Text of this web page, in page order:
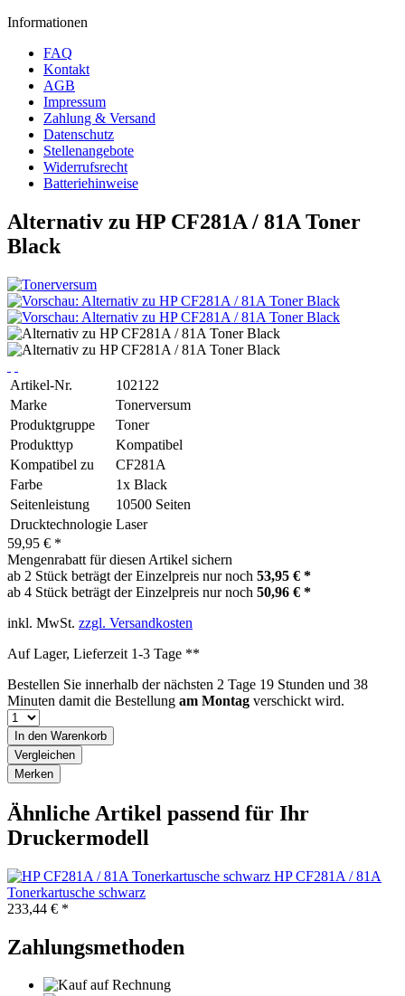
Informationen
FAQ
Kontakt
AGB
Impressum
Zahlung & Versand
Datenschutz
Stellenangebote
Widerrufsrecht
Batteriehinweise
Alternativ zu HP CF281A / 81A Toner
Black
Artikel-Nr.
102122
Marke
Tonerversum
Produktgruppe
Toner
Produkttyp
Kompatibel
Kompatibel zu
CF281A
Farbe
1x Black
Seitenleistung
10500 Seiten
Drucktechnologie Laser
59,95 € *
Mengenrabatt für diesen Artikel sichern
ab 2 Stück beträgt der Einzelpreis nur noch 53,95 € *
ab 4 Stück beträgt der Einzelpreis nur noch 50,96 € *
inkl. MwSt. zzgl. Versandkosten
Auf Lager, Lieferzeit 1-3 Tage **
Bestellen Sie innerhalb der nächsten 2 Tage 19 Stunden und 38
Minuten damit die Bestellung am Montag verschickt wird.
In den Warenkorb
Vergleichen
Merken
Ähnliche Artikel passend für Ihr
Druckermodell
HP CF281A / 81A
Tonerkartusche schwarz
233,44 € *
Zahlungsmethoden